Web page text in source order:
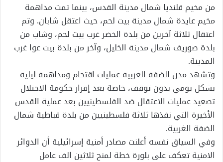
من مخيم قلنديا شمال مدينة القدس، بينما تمت مداهمة
مخيم عايدة شمال مدينة بيت لحم، حيث اعتقل شابان. وتم
اعتقال ثلاثة آخرين من بلدة الخضر غرب بيت لحم، وشاب من
بلدة صوريف شمال مدينة الخليل، وآخر من بلدة بيت عوا غرب
المدينة.
وتشهد مدن الضفة الغربية عمليات اقتحام ومداهمة ليلية
بشكل يومي بدون توقف، خاصة بعد إقرار حكومة الاحتلال
تصعيد عمليات الاعتقال ضد الفلسطينيين بعد عملية القدس
الأخيرة التي نفذها ثلاثة فلسطينيين من بلدة قباطية شمال
الضفة الغربية.
وفي السياق نفسه أعلنت مصادر أمنية إسرائيلية أن الدوائر
الامنية تعكف على بلورة خطة لمنح ثلاثين الف عامل